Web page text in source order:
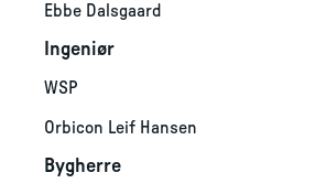
Ebbe Dalsgaard
Ingeniør
WSP
Orbicon Leif Hansen
Bygherre